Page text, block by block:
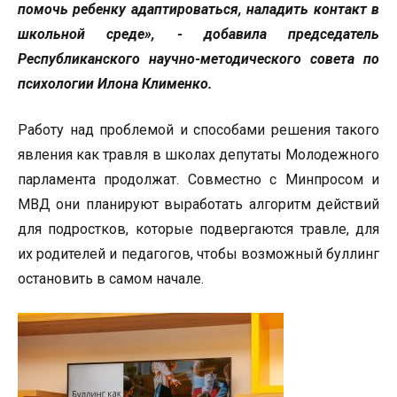
помочь ребенку адаптироваться, наладить контакт в
школьной среде», - добавила председатель
Республиканского научно-методического совета по
психологии Илона Клименко.
Работу над проблемой и способами решения такого
явления как травля в школах депутаты Молодежного
парламента продолжат. Совместно с Минпросом и
МВД они планируют выработать алгоритм действий
для подростков, которые подвергаются травле, для
их родителей и педагогов, чтобы возможный буллинг
остановить в самом начале.